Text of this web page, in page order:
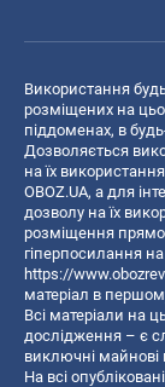
Використання
розміщених на
піддоменах, в
Дозволяється
на їх
OBOZ.UA, а для
дозволу на їх
розміщення
гіперпосилання
https://
матеріал в
Всі матеріали на
дослідження – є
виключні майнові
На всі